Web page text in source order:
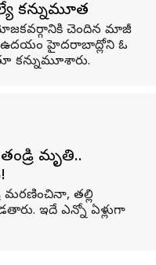
కన్నుమూత
చెందిన మాజీ
ఉదయం హైదరాబాద్లోని ఓ
కన్నుమూశారు.
మృతి..
మరణించినా, తల్లి
ఇదే ఎన్నో ఏళ్లుగా